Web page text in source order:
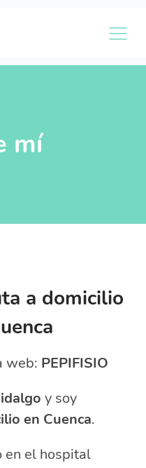
mí
a domicilio
web: PEPIFISIO
y soy
en Cuenca.
en el hospital